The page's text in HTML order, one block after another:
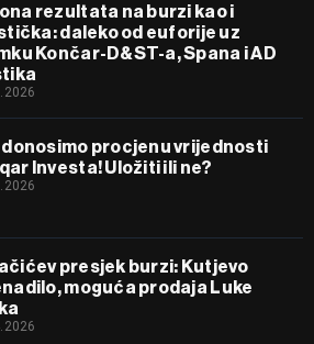
rezultata na burzi kao i
daleko od euforije uz
Končar-D&ST-a, Spana i AD
donosimo procjenu vrijednosti
Investa! Uložiti ili ne?
presjek burzi: Kutjevo
moguća prodaja Luke